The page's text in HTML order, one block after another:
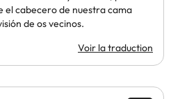
el cabecero de nuestra cama
de os vecinos.
Voir la traduction